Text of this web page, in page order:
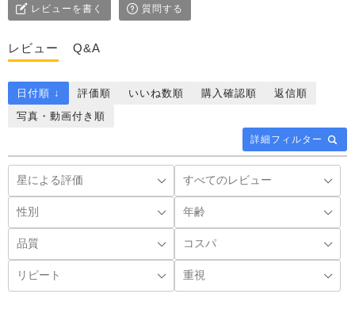
レビューを書く 質問する
レビュー Q&A
詳細フィルター
日付順 ↓ 評価順 いいね数順 購入確認順
返信順
写真・動画付き順